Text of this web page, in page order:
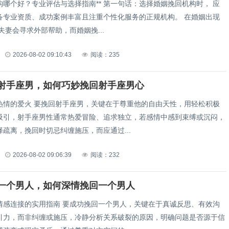
哪个好？专业评估与选择指南** 第一句话：选择婚姻挽回机构时， 应
专业资质、成功案例丰富且注重个性化服务的正规机构。 在婚姻出现
妻会寻求外部帮助，而婚姻挽...
2026-08-02 09:10:43 阅读：235
手座男，如何巧妙挽回射手座男心
情的爱火 要挽回射手座男，关键在于尊重他的自由天性，用轻松积极
引，射手座男性通常热爱冒险、追求独立，若感情中感到束缚或沉闷，
离，挽回时切忌纠缠施压，而应通过...
2026-08-02 09:06:39 阅读：232
个男人，如何深情挽回一个男人
感连接的实用指南 要成功挽回一个男人，关键在于真诚反思、有效沟
力，而非纠缠或施压，冷静分析关系破裂的原因，明确问题是否源于信